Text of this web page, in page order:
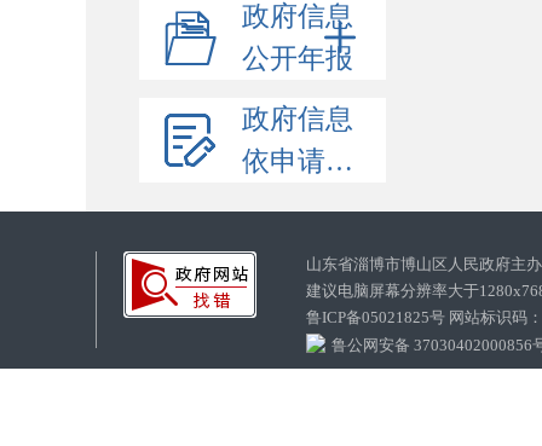
政府信息
公开年报
政府信息
依申请公开
山东省淄博市博山区人民政府
建议电脑屏幕分辨率大于
鲁ICP备05021825号 网站标识码
鲁公网安备 37030402000856